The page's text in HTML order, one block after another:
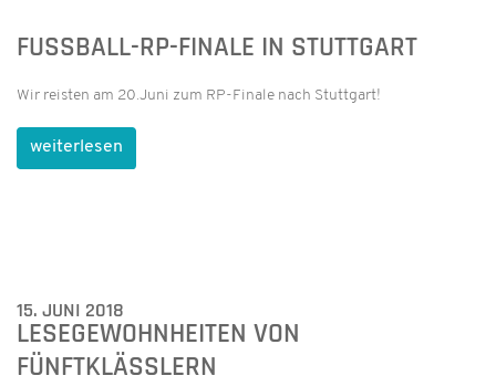
FUSSBALL-RP-FINALE IN STUTTGART
Wir reisten am 20.Juni zum RP-Finale nach Stuttgart!
weiterlesen
15. JUNI 2018
LESEGEWOHNHEITEN VON
FÜNFTKLÄSSLERN